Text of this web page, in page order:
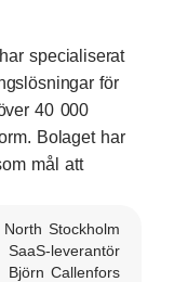
specialiserat
för
40 000
Bolaget har
mål att
North Stockholm
SaaS-leverantör
Björn Callenfors